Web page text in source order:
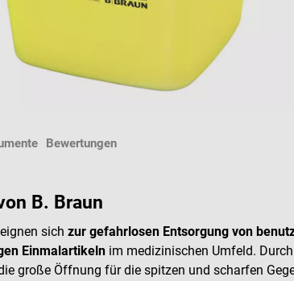
Bewertungen
B. Braun
sich zur gefahrlosen Entsorgung von
Einmalartikeln im medizinischen Umfeld.
große Öffnung für die spitzen und scharfen